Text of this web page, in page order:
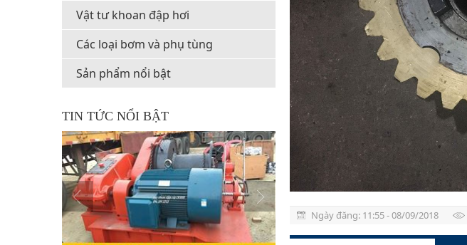
Vật tư khoan đập hơi
Các loại bơm và phụ tùng
Sản phẩm nổi bật
TIN TỨC NỔI BẬT
Ngày đăng: 11:55 - 08/09/2018